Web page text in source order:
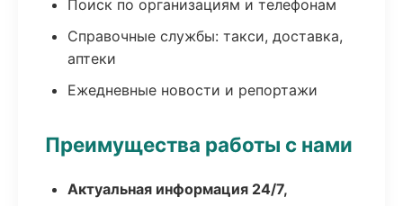
Поиск по организациям и телефонам
Справочные службы: такси, доставка,
аптеки
Ежедневные новости и репортажи
Преимущества работы с нами
Актуальная информация 24/7,